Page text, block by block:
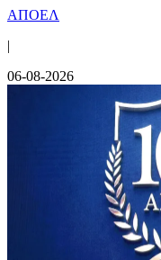
ΑΠΟΕΛ
|
06-08-2026